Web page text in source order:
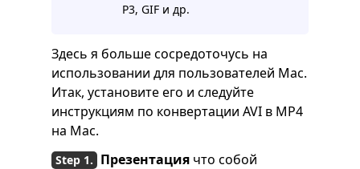
P3, GIF и др.
Здесь я больше сосредоточусь на
использовании для пользователей Mac.
Итак, установите его и следуйте
инструкциям по конвертации AVI в MP4
на Mac.
Презентация что собой